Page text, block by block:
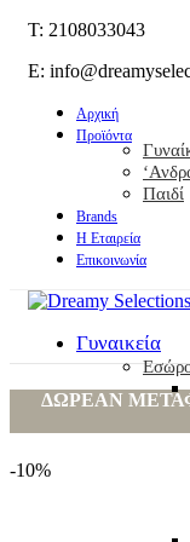
T: 2108033043
E:
Αρχική
Προϊόντα
Παιδί
Brands
Η Εταιρεία
Επικοινωνία
Γυναικεία
ΔΩΡΕΑΝ
-10%